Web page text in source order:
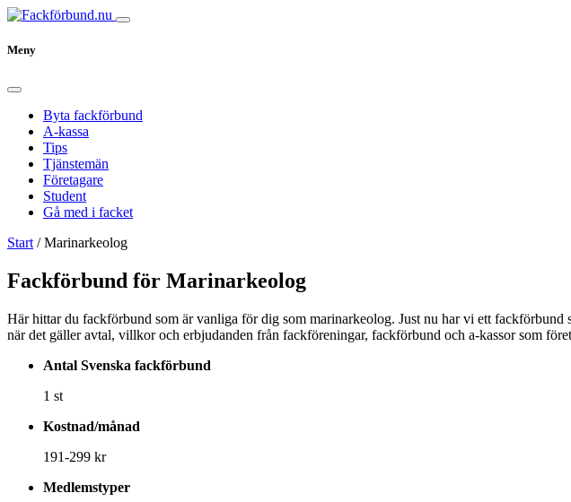
Meny
Byta fackförbund
A-kassa
Tips
Tjänstemän
Företagare
Student
Gå med i facket
Start /Marinarkeolog
Fackförbund för Marinarkeolog
Här hittar du fackförbund som är vanliga för dig som marinarkeolog. Just nu har vi ett
när det gäller avtal, villkor och erbjudanden från fackföreningar, fackförbund och a-kassor som
Antal Svenska fackförbund
1 st
Kostnad/månad
191-299 kr
Medlemstyper